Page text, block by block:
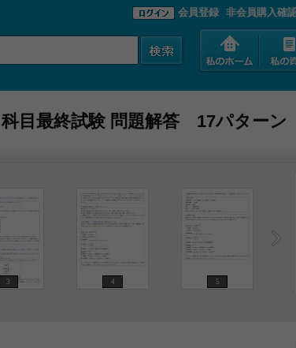
会員登録 非会員購入確
目最終試験 問題解答 17パターン
3 4 5